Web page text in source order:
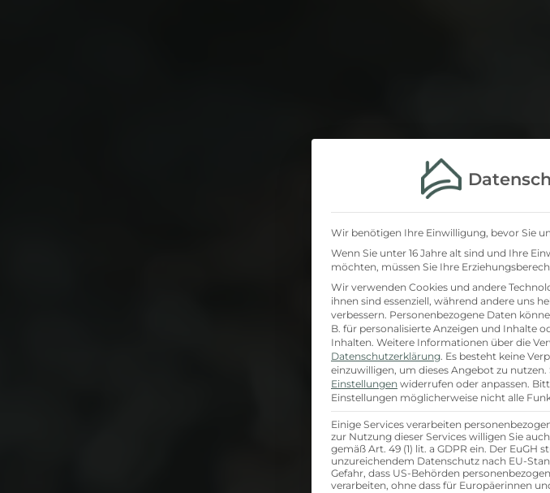
Wir benötigen Ihre Einwilligung, bevor Sie
Wenn Sie unter 16 Jahre alt sind und Ihre
möchten, müssen Sie Ihre
Wir verwenden Cookies und andere
ihnen sind essenziell, während andere uns
verbessern. Personenbezogene Daten
B. für personalisierte Anzeigen und Inhalte
Inhalten. Weitere Informationen über die
Datenschutzerklärung. Es besteht keine
einzuwilligen, um dieses Angebot zu nutzen.
Einstellungen widerrufen oder anpassen.
Einstellungen möglicherweise nicht alle
Einige Services verarbeiten
zur Nutzung dieser Services willigen Sie
gemäß Art. 49 (1) lit. a GDPR ein. Der EuGH
unzureichendem Datenschutz nach EU-
Gefahr, dass US-Behörden
verarbeiten, ohne dass für Europäerinnen